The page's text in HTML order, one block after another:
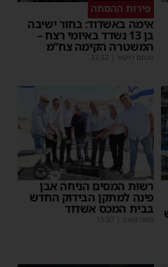
פירות ההסתה
אימה באשדוד: בחור ישיבה
בן 13 נשדד באיומי רצח –
המשטרה הקימה צח”מ
מנחם דויטש 22:32
רשות המסים הניחה אבן
פינה למתקן הבידוק החדש
בבית המכס אשדוד
משה קאהן 15:37